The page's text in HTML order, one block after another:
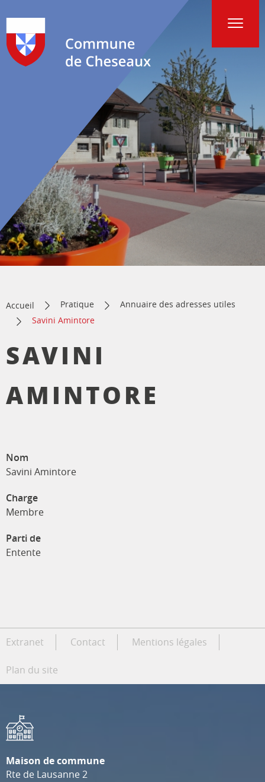
Accueil Pratique
Annuaire des adresses utiles
Savini Amintore
SAVINI
AMINTORE
Nom
Savini Amintore
Charge
Membre
Parti de
Entente
Extranet Contact Mentions légales
Plan du site
Maison de commune
Rte de Lausanne 2